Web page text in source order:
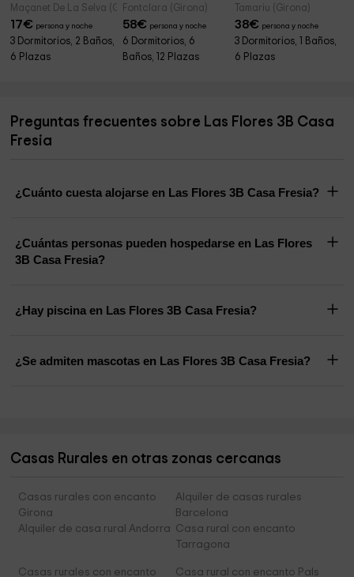
Maçanet De La Selva (Girona)
17€ persona y noche
3 Dormitorios, 2 Baños,
6 Plazas
Fontclara (Girona)
58€ persona y noche
6 Dormitorios, 6
Baños, 12 Plazas
Tamariu (Girona)
38€ persona y noche
3 Dormitorios, 1 Baños,
6 Plazas
Preguntas frecuentes sobre Las Flores 3B Casa
Fresia
¿Cuánto cuesta alojarse en Las Flores 3B Casa Fresia?
¿Cuántas personas pueden hospedarse en Las Flores
3B Casa Fresia?
¿Hay piscina en Las Flores 3B Casa Fresia?
¿Se admiten mascotas en Las Flores 3B Casa Fresia?
Casas Rurales en otras zonas cercanas
Casas rurales con encanto
Girona
Alquiler de casas rurales
Barcelona
Alquiler de casa rural Andorra Casa rural con encanto
Tarragona
Casas rurales con encanto
Casa rural con encanto Pals